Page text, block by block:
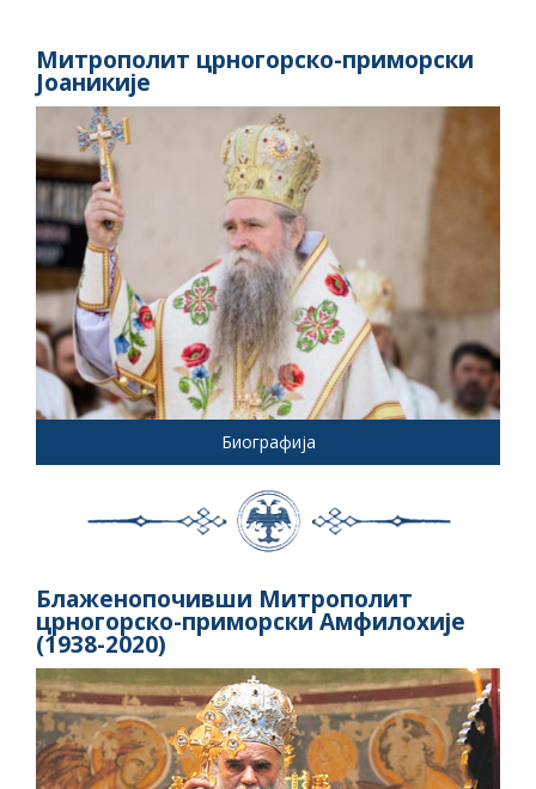
Митрополит црногорско-приморски
Јоаникије
Биографија
Блаженопочивши Митрополит
црногорско-приморски Амфилохије
(1938-2020)